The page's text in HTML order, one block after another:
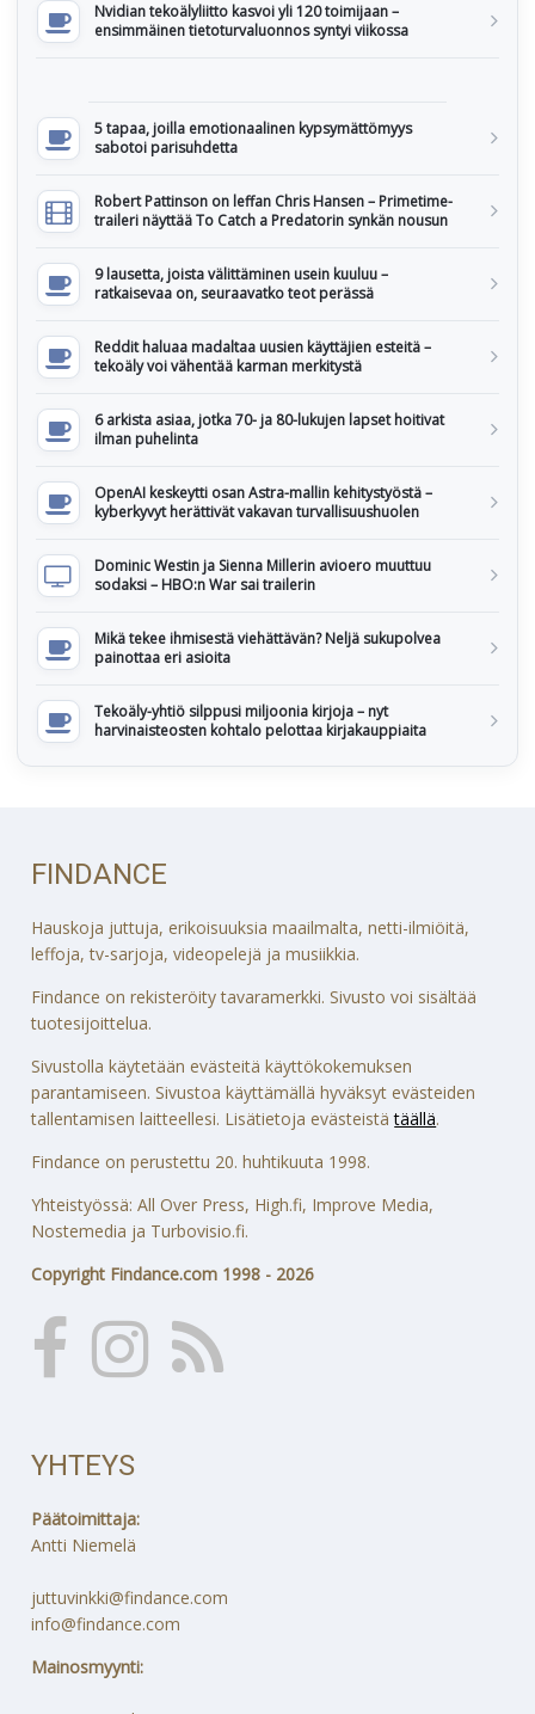
Nvidian tekoälyliitto kasvoi yli 120 toimijaan –
ensimmäinen tietoturvaluonnos syntyi viikossa
5 tapaa, joilla emotionaalinen kypsymättömyys
sabotoi parisuhdetta
Robert Pattinson on leffan Chris Hansen – Primetime-
traileri näyttää To Catch a Predatorin synkän nousun
9 lausetta, joista välittäminen usein kuuluu –
ratkaisevaa on, seuraavatko teot perässä
Reddit haluaa madaltaa uusien käyttäjien esteitä –
tekoäly voi vähentää karman merkitystä
6 arkista asiaa, jotka 70- ja 80-lukujen lapset hoitivat
ilman puhelinta
OpenAI keskeytti osan Astra-mallin kehitystyöstä –
kyberkyvyt herättivät vakavan turvallisuushuolen
Dominic Westin ja Sienna Millerin avioero muuttuu
sodaksi – HBO:n War sai trailerin
Mikä tekee ihmisestä viehättävän? Neljä sukupolvea
painottaa eri asioita
Tekoäly-yhtiö silppusi miljoonia kirjoja – nyt
harvinaisteosten kohtalo pelottaa kirjakauppiaita
FINDANCE
Hauskoja juttuja, erikoisuuksia maailmalta, netti-ilmiöitä,
leffoja, tv-sarjoja, videopelejä ja musiikkia.
Findance on rekisteröity tavaramerkki. Sivusto voi sisältää
tuotesijoittelua.
Sivustolla käytetään evästeitä käyttökokemuksen
parantamiseen. Sivustoa käyttämällä hyväksyt evästeiden
tallentamisen laitteellesi. Lisätietoja evästeistätäällä.
Findance on perustettu 20. huhtikuuta 1998.
Yhteistyössä: All Over Press, High.fi, Improve Media,
Nostemedia ja Turbovisio.fi.
Copyright Findance.com 1998 - 2026
YHTEYS
Päätoimittaja:
Antti Niemelä
juttuvinkki@findance.com
info@findance.com
Mainosmyynti: